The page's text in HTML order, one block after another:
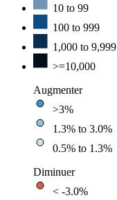
10 to 99
100 to 999
1,000 to 9,999
>=10,000
Augmenter
>3%
1.3% to 3.0%
0.5% to 1.3%
Diminuer
< -3.0%